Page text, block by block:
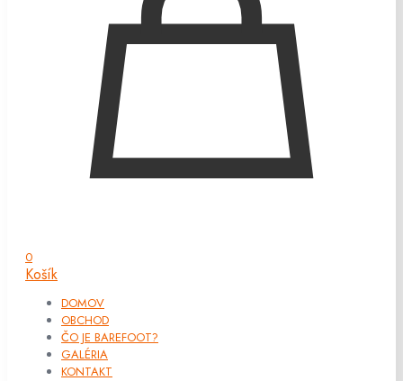
0
Košík
DOMOV
OBCHOD
ČO JE BAREFOOT?
GALÉRIA
KONTAKT